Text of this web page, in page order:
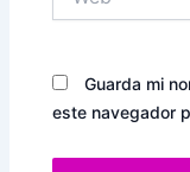
Guarda mi
este navegador